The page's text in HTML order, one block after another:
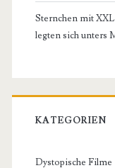
Sternchen mit
legten sich unters
KATEGORIEN
Dystopische Filme